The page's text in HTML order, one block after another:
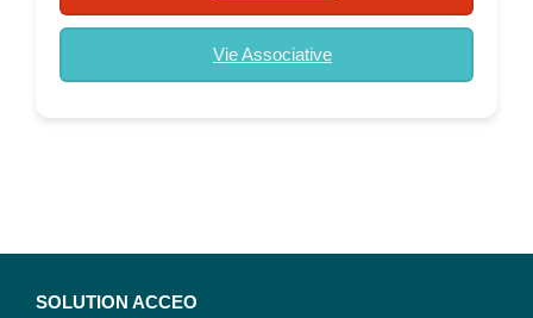
Vie Associative
SOLUTION ACCEO